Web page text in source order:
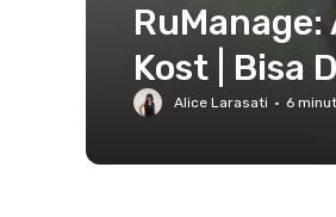
Kost | Bisa
Alice Larasati · 6